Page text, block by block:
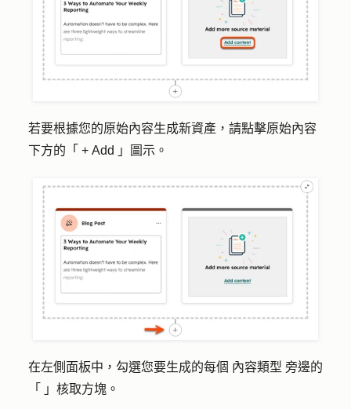
若要根據您的原始內容生成新資產，請點擊原始內容
下方的「 + Add 」圖示。
在左側面板中，勾選您要生成的每個 內容類型 旁邊的
「
」核取方塊 。